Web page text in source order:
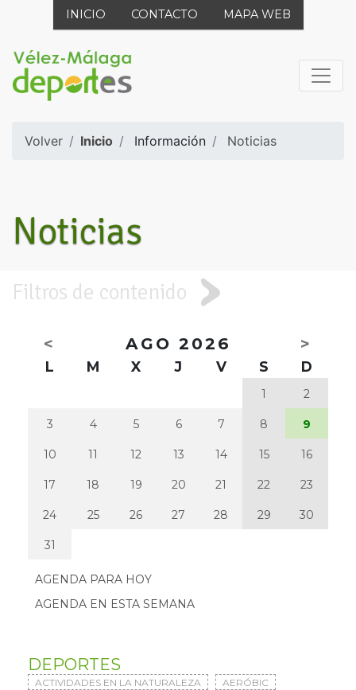
INICIO CONTACTO MAPA WEB
Volver Inicio Información Noticias
Noticias
Filtros de contenido
< AGO 2026 >
L M X J V S D
1 2
3 4 5 6 7 8 9
10 11 12 13 14 15 16
17 18 19 20 21 22 23
24 25 26 27 28 29 30
31
AGENDA PARA HOY
AGENDA EN ESTA SEMANA
DEPORTES
ACTIVIDADES EN LA NATURALEZA
AERÓBIC